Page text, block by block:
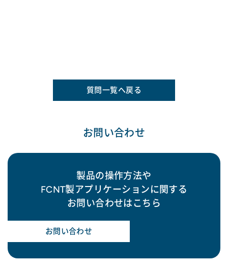
質問一覧へ戻る
お問い合わせ
製品の操作方法や
FCNT製アプリケーションに関する
お問い合わせはこちら
お問い合わせ